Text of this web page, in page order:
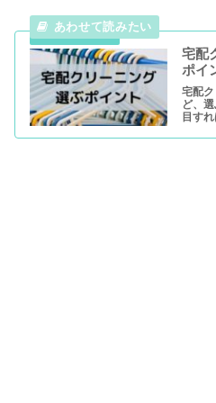
宅配
ポイ
宅配
ど、
目す
しま
ング